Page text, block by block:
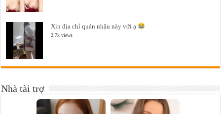
Xin địa chỉ quán nhậu này với ạ
2.7k views
Nhà tài trợ